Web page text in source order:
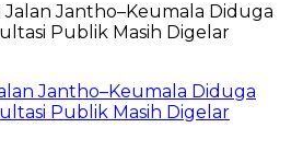
Jantho–Keumala Diduga
Publik Masih Digelar